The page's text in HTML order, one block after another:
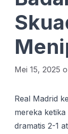
Mei 15, 2025
Real Madrid
mereka ketika
dramatis 2-1